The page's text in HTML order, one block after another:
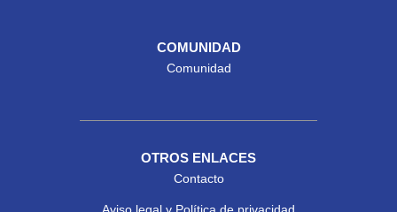
COMUNIDAD
Comunidad
OTROS ENLACES
Contacto